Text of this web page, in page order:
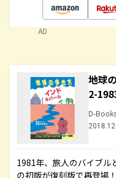
AD
地球
2-
D-Books
1981年、旅人のバイブル
の初版が復刻版で再登場